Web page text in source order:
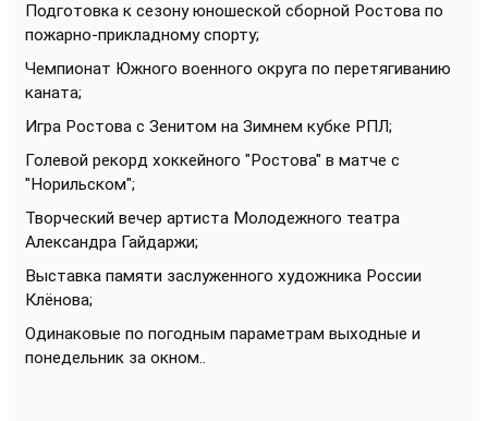
Подготовка к сезону юношеской сборной Ростова по
пожарно-прикладному спорту;
Чемпионат Южного военного округа по перетягиванию
каната;
Игра Ростова с Зенитом на Зимнем кубке РПЛ;
Голевой рекорд хоккейного "Ростова" в матче с
"Норильском";
Творческий вечер артиста Молодежного театра
Александра Гайдаржи;
Выставка памяти заслуженного художника России
Клёнова;
Одинаковые по погодным параметрам выходные и
понедельник за окном..